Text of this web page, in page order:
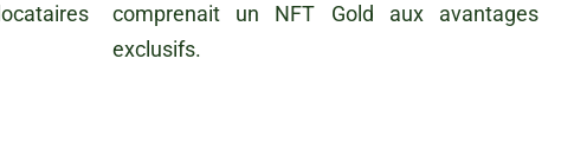
comprenait un NFT Gold aux avantages
exclusifs.